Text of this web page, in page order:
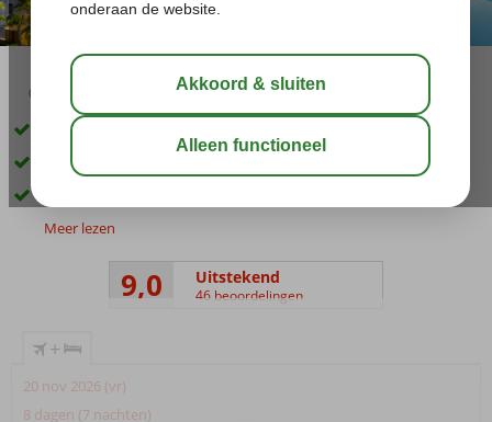
03:45 aug 33°C
Direct aan het strand
Zwembad met glijbanen
Meer lezen
9,0 Uitstekend
46 beoordelingen
+
20 nov 2026 (vr)
8 dagen (7 nachten)